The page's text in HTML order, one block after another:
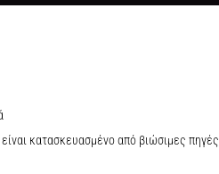
κατασκευασμένο από βιώσιμες πηγές